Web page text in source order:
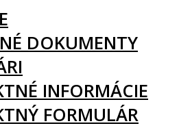
DOKUMENTY
INFORMÁCIE
FORMULÁR